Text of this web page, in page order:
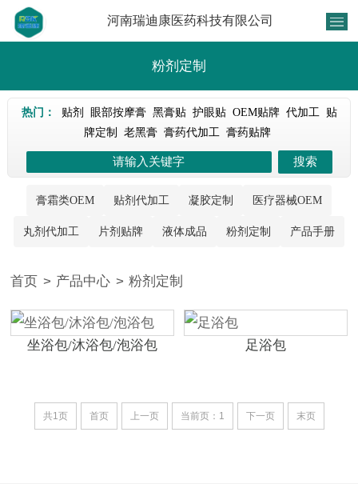
河南瑞迪康医药科技有限公司
粉剂定制
热门： 贴剂 眼部按摩膏 黑膏贴 护眼贴 OEM贴牌 代加工
贴
牌定制
老黑膏 膏药代加工 膏药贴牌
膏霜类OEM 贴剂代加工 凝胶定制 医疗器械OEM
丸剂代加工 片剂贴牌 液体成品 粉剂定制 产品手册
首页 > 产品中心 > 粉剂定制
坐浴包/沐浴包/泡浴包 足浴包
共1页 首页 上一页 当前页：1 下一页 末页